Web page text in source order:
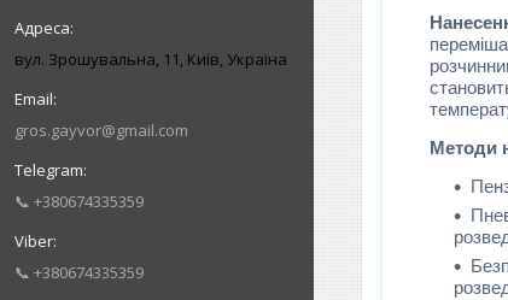
вул. Зрошувальна, 11, Київ, Україна
gros.gayvor@gmail.com
📞 +380674335359
📞 +380674335359
Методи